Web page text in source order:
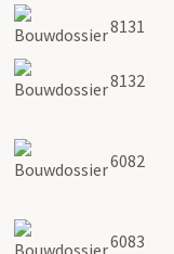
8131
8132
6082
6083